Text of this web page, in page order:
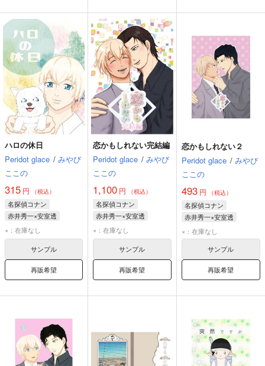
ハロの休日
Peridot glace / みやび
ここの
315 円 （税込）
名探偵コナン
赤井秀一×安室透
赤井秀一
×：在庫なし
サンプル
再販希望
恋かもしれない完結編
Peridot glace / みやび
ここの
1,100 円 （税込）
名探偵コナン
赤井秀一×安室透
赤井秀一
×：在庫なし
サンプル
再販希望
恋かもしれない２
Peridot glace / みやび
ここの
493円 （税込）
名探偵コナン
赤井秀一×安室透
赤井秀一
×：在庫なし
サンプル
再販希望